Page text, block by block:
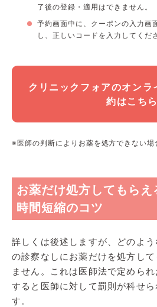
了後の登録・適用はできません。
予約画面中に、クーポンの入力画
し、正しいコードを入力してくだ
クリニックフォアのオンラ
約はこちら
※医師の判断によりお薬を処方できない場
お薬だけ処方してもら
時間短縮のコツ
詳しくは後述しますが、どのよ
の診察なしにお薬だけを処方し
ません。これは医師法で定めら
すると医師に対して罰則が科せ
す。